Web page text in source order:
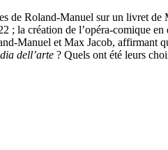
de Roland-Manuel sur un livret de
; la création de l’opéra-comique
Manuel et Max Jacob, affirmant
dell’arte ? Quels ont été leurs